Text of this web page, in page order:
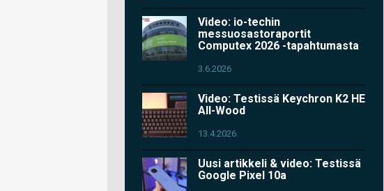
Video: io-techin
messuosastoraportit
Computex 2026 -tapahtumasta
3.6.2026
Video: Testissä Keychron K2 HE
All-Wood
13.4.2026
Uusi artikkeli & video: Testissä
Google Pixel 10a